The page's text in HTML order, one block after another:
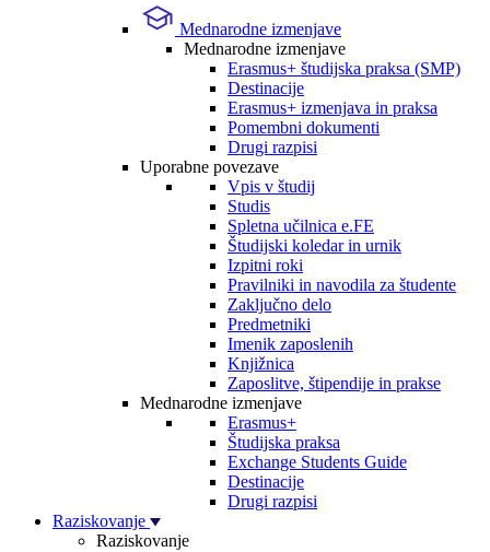
Mednarodne izmenjave
Mednarodne izmenjave
Erasmus+ študijska praksa (SMP)
Destinacije
Erasmus+ izmenjava in praksa
Pomembni dokumenti
Drugi razpisi
Uporabne povezave
Vpis v študij
Studis
Spletna učilnica e.FE
Študijski koledar in urnik
Izpitni roki
Pravilniki in navodila za študente
Zaključno delo
Predmetniki
Imenik zaposlenih
Knjižnica
Zaposlitve, štipendije in prakse
Mednarodne izmenjave
Erasmus+
Študijska praksa
Exchange Students Guide
Destinacije
Drugi razpisi
Raziskovanje
Raziskovanje